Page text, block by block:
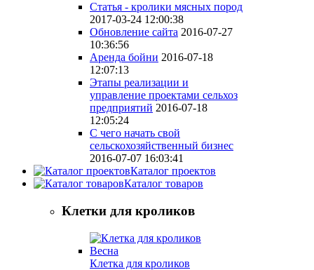
Статья - кролики мясных пород
2017-03-24 12:00:38
Обновление сайта 2016-07-27
10:36:56
Аренда бойни 2016-07-18
12:07:13
Этапы реализации и
управление проектами сельхоз
предприятий 2016-07-18
12:05:24
С чего начать свой
сельскохозяйственный бизнес
2016-07-07 16:03:41
Каталог проектов
Каталог товаров
Клетки для кроликов
Клетка для кроликов